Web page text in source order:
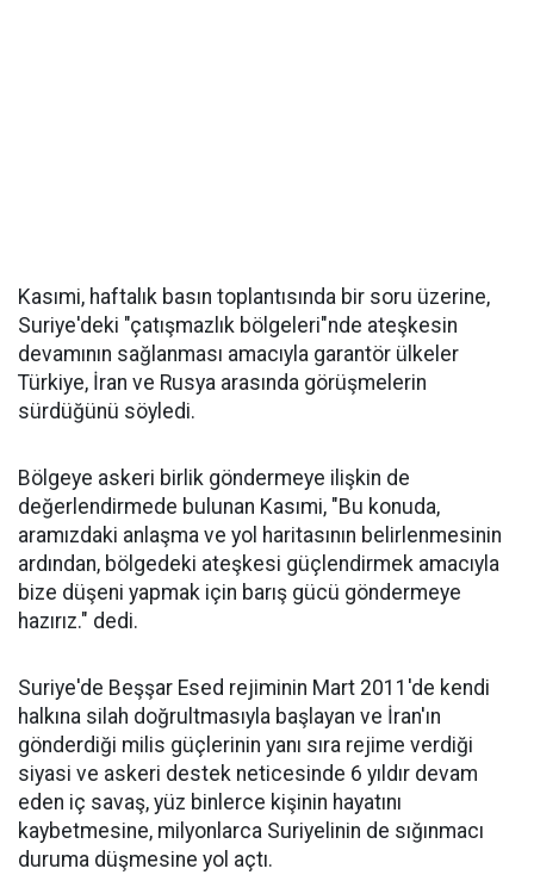
Kasımi, haftalık basın toplantısında bir soru üzerine,
Suriye'deki "çatışmazlık bölgeleri"nde ateşkesin
devamının sağlanması amacıyla garantör ülkeler
Türkiye, İran ve Rusya arasında görüşmelerin
sürdüğünü söyledi.
Bölgeye askeri birlik göndermeye ilişkin de
değerlendirmede bulunan Kasımi, "Bu konuda,
aramızdaki anlaşma ve yol haritasının belirlenmesinin
ardından, bölgedeki ateşkesi güçlendirmek amacıyla
bize düşeni yapmak için barış gücü göndermeye
hazırız." dedi.
Suriye'de Beşşar Esed rejiminin Mart 2011'de kendi
halkına silah doğrultmasıyla başlayan ve İran'ın
gönderdiği milis güçlerinin yanı sıra rejime verdiği
siyasi ve askeri destek neticesinde 6 yıldır devam
eden iç savaş, yüz binlerce kişinin hayatını
kaybetmesine, milyonlarca Suriyelinin de sığınmacı
duruma düşmesine yol açtı.